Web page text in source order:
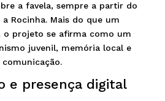
a favela, sempre a partir do
Rocinha. Mais do que um
o projeto se afirma como um
juvenil, memória local e
e presença digital